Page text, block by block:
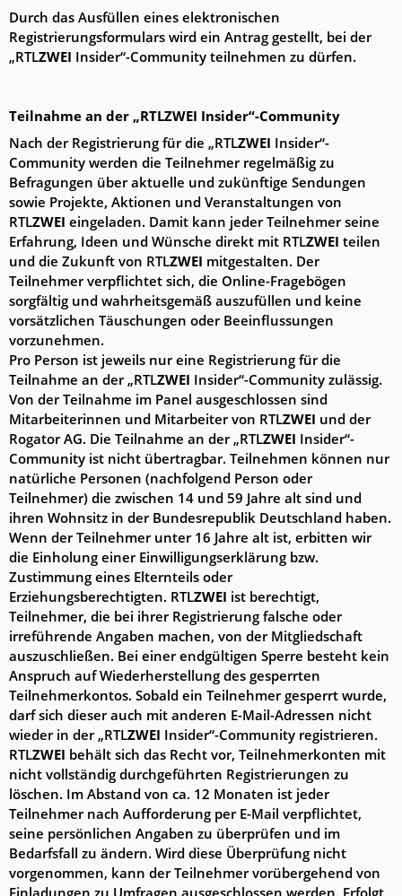
Durch das Ausfüllen eines elektronischen
Registrierungsformulars wird ein Antrag gestellt, bei der
„RTLZWEI Insider“-Community teilnehmen zu dürfen.
Teilnahme an der „RTLZWEI Insider“-Community
Nach der Registrierung für die „RTLZWEI Insider“-
Community werden die Teilnehmer regelmäßig zu
Befragungen über aktuelle und zukünftige Sendungen
sowie Projekte, Aktionen und Veranstaltungen von
RTLZWEI eingeladen. Damit kann jeder Teilnehmer seine
Erfahrung, Ideen und Wünsche direkt mit RTLZWEI teilen
und die Zukunft von RTLZWEI mitgestalten. Der
Teilnehmer verpflichtet sich, die Online-Fragebögen
sorgfältig und wahrheitsgemäß auszufüllen und keine
vorsätzlichen Täuschungen oder Beeinflussungen
vorzunehmen.
Pro Person ist jeweils nur eine Registrierung für die
Teilnahme an der „RTLZWEI Insider“-Community zulässig.
Von der Teilnahme im Panel ausgeschlossen sind
Mitarbeiterinnen und Mitarbeiter von RTLZWEI und der
Rogator AG. Die Teilnahme an der „RTLZWEI Insider“-
Community ist nicht übertragbar. Teilnehmen können nur
natürliche Personen (nachfolgend Person oder
Teilnehmer) die zwischen 14 und 59 Jahre alt sind und
ihren Wohnsitz in der Bundesrepublik Deutschland haben.
Wenn der Teilnehmer unter 16 Jahre alt ist, erbitten wir
die Einholung einer Einwilligungserklärung bzw.
Zustimmung eines Elternteils oder
Erziehungsberechtigten. RTLZWEI ist berechtigt,
Teilnehmer, die bei ihrer Registrierung falsche oder
irreführende Angaben machen, von der Mitgliedschaft
auszuschließen. Bei einer endgültigen Sperre besteht kein
Anspruch auf Wiederherstellung des gesperrten
Teilnehmerkontos. Sobald ein Teilnehmer gesperrt wurde,
darf sich dieser auch mit anderen E-Mail-Adressen nicht
wieder in der „RTLZWEI Insider“-Community registrieren.
RTLZWEI behält sich das Recht vor, Teilnehmerkonten mit
nicht vollständig durchgeführten Registrierungen zu
löschen. Im Abstand von ca. 12 Monaten ist jeder
Teilnehmer nach Aufforderung per E-Mail verpflichtet,
seine persönlichen Angaben zu überprüfen und im
Bedarfsfall zu ändern. Wird diese Überprüfung nicht
vorgenommen, kann der Teilnehmer vorübergehend von
Einladungen zu Umfragen ausgeschlossen werden. Erfolgt